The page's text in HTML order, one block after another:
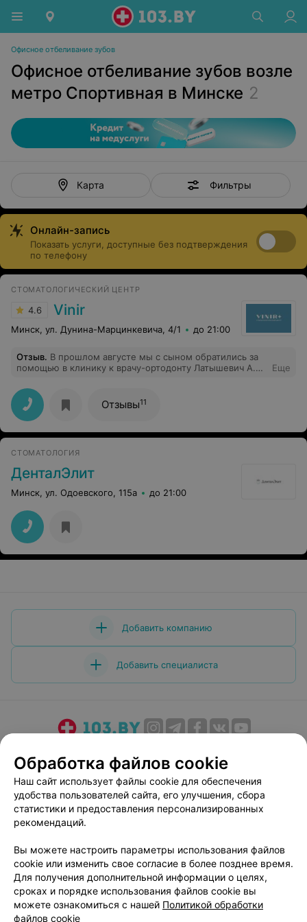
Офисное отбеливание зубов
Офисное отбеливание зубов возле
метро Спортивная в Минске 2
Карта Фильтры
Онлайн-запись
Показать услуги, доступные без подтверждения
по телефону
СТОМАТОЛОГИЧЕСКИЙ ЦЕНТР
4.6 Vinir
Минск, ул. Дунина-Марцинкевича, 4/1 до 21:00
Отзыв. В прошлом августе мы с сыном обратились за
помощью в клинику к врачу-ортодонту Латышевич А.Р.
дополнительно "сверхкомплект" зубов в нижней
челюсти. Понравилось все: и сама клиника, и
внимательное отношение персонала, и, конечно,
профессионализм врача. Проблема быстро не
устраняется, но процесс запущен! Несмотря на то, что
проходит лечение в этой клинике.
Еще
Отзывы11
СТОМАТОЛОГИЯ
ДенталЭлит
Минск, ул. Одоевского, 115а до 21:00
Добавить компанию
Добавить специалиста
Медицинский маркетинг
Публичный договор
Пользовательское соглашение
Способы оплаты
Вакансии
Партнеры
Написать руководителю 103.by
Персональные настройки cookie
Обработка персональных данных
Обработка файлов cookie
Наш сайт использует файлы cookie для обеспечения
удобства пользователей сайта, его улучшения, сбора
статистики и предоставления персонализированных
рекомендаций.
Вы можете настроить параметры использования файлов
cookie или изменить свое согласие в более позднее время.
Для получения дополнительной информации о целях,
сроках и порядке использования файлов cookie вы
можете ознакомиться с нашей Политикой обработки
файлов cookie